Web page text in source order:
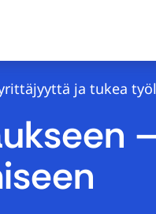
ja tukea